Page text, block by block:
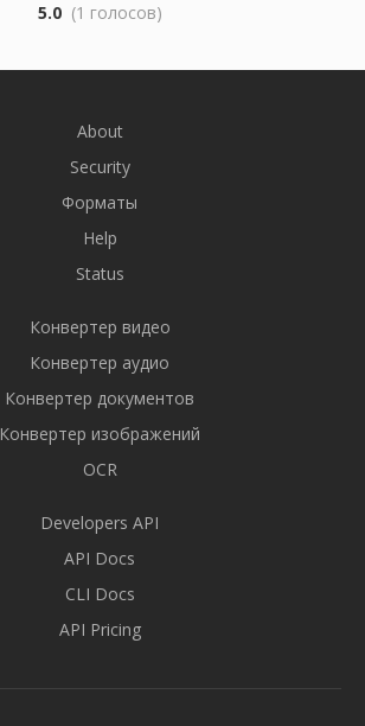
5.0 (1 голосов)
About
Security
Форматы
Help
Status
Конвертер видео
Конвертер аудио
Конвертер документов
Конвертер изображений
OCR
Developers API
API Docs
CLI Docs
API Pricing